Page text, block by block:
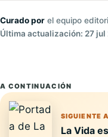
Curado por el equipo
Última actualización: 27 jul
A CONTINUACIÓN
SIGUIENTE
La Vida